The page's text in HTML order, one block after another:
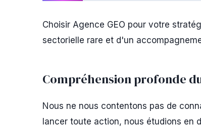
Choisir Agence GEO pour votre
sectorielle rare et d'un
Compréhension profonde
Nous ne nous contentons pas de
lancer toute action, nous étudions en